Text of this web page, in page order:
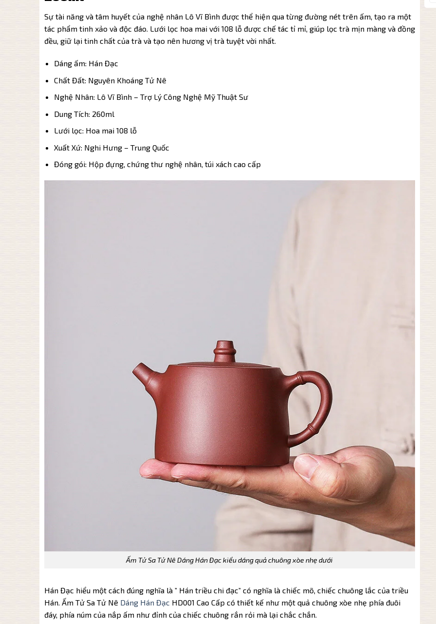
Sự tài năng và tâm huyết của nghệ nhân Lô Vĩ Bình được thể hiện qua từng đường nét trên ấm, tạo ra một
tác phẩm tinh xảo và độc đáo. Lưới lọc hoa mai với 108 lỗ được chế tác tỉ mỉ, giúp lọc trà mịn màng và đồng
đều, giữ lại tinh chất của trà và tạo nên hương vị trà tuyệt vời nhất.
Dáng ấm: Hán Đạc
Chất Đất: Nguyên Khoáng Tử Nê
Nghệ Nhân: Lô Vĩ Bình – Trợ Lý Công Nghệ Mỹ Thuật Sư
Dung Tích: 260ml
Lưới lọc: Hoa mai 108 lỗ
Xuất Xứ: Nghi Hưng – Trung Quốc
Đóng gói: Hộp đựng, chứng thư nghệ nhân, túi xách cao cấp
Ấm Tử Sa Tử Nê Dáng Hán Đạc kiểu dáng quả chuông xòe nhẹ dưới
Hán Đạc hiểu một cách đúng nghĩa là ” Hán triều chi đạc” có nghĩa là chiếc mõ, chiếc chuông lắc của triều
Hán. Ấm Tử Sa Tử Nê Dáng Hán Đạc HD001 Cao Cấp có thiết kế như một quả chuông xòe nhẹ phía đuôi
đáy, phía núm của nắp ấm như đỉnh của chiếc chuông rắn rỏi mà lại chắc chắn.